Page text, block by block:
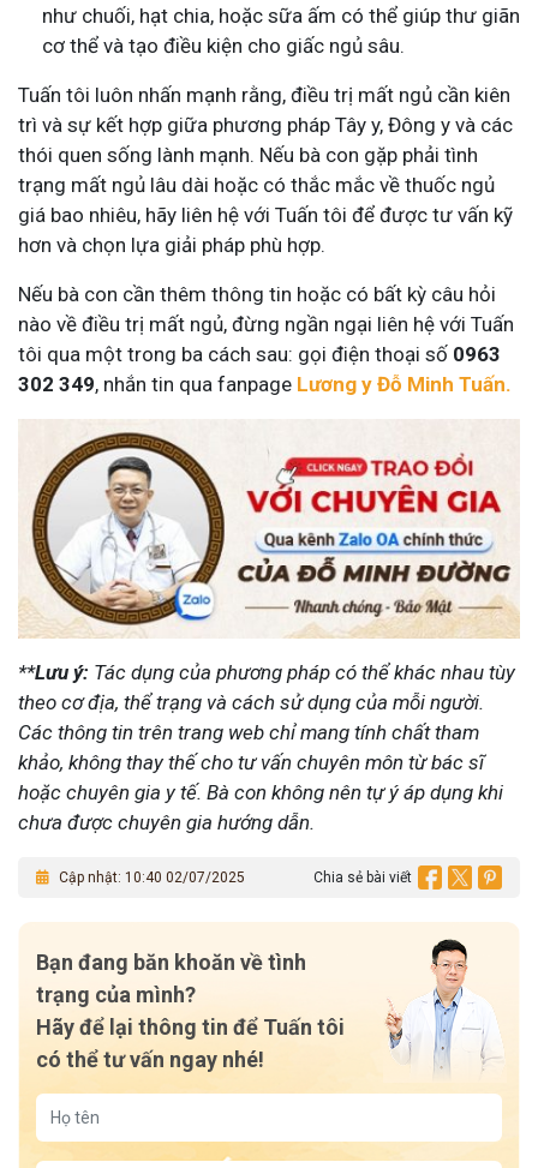
như chuối, hạt chia, hoặc sữa ấm có thể giúp thư giãn
cơ thể và tạo điều kiện cho giấc ngủ sâu.
Tuấn tôi luôn nhấn mạnh rằng, điều trị mất ngủ cần kiên
trì và sự kết hợp giữa phương pháp Tây y, Đông y và các
thói quen sống lành mạnh. Nếu bà con gặp phải tình
trạng mất ngủ lâu dài hoặc có thắc mắc về thuốc ngủ
giá bao nhiêu, hãy liên hệ với Tuấn tôi để được tư vấn kỹ
hơn và chọn lựa giải pháp phù hợp.
Nếu bà con cần thêm thông tin hoặc có bất kỳ câu hỏi
nào về điều trị mất ngủ, đừng ngần ngại liên hệ với Tuấn
tôi qua một trong ba cách sau: gọi điện thoại số 0963
302 349, nhắn tin qua fanpage Lương y Đỗ Minh Tuấn.
**Lưu ý: Tác dụng của phương pháp có thể khác nhau tùy
theo cơ địa, thể trạng và cách sử dụng của mỗi người.
Các thông tin trên trang web chỉ mang tính chất tham
khảo, không thay thế cho tư vấn chuyên môn từ bác sĩ
hoặc chuyên gia y tế. Bà con không nên tự ý áp dụng khi
chưa được chuyên gia hướng dẫn.
Cập nhật: 10:40 02/07/2025 Chia sẻ bài viết
Bạn đang băn khoăn về tình
trạng của mình?
Hãy để lại thông tin để Tuấn tôi
có thể tư vấn ngay nhé!